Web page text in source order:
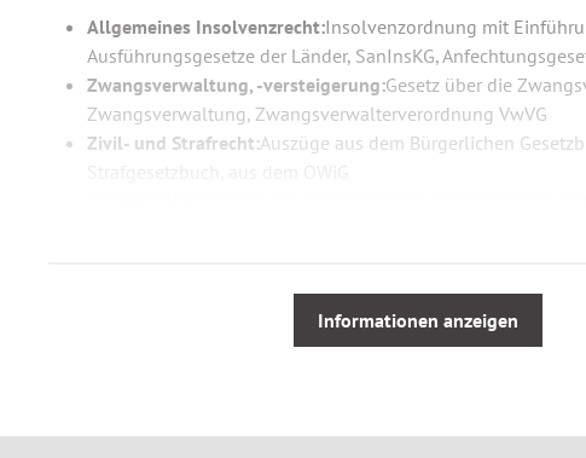
Allgemeines Insolvenzrecht:Insolvenzordnung mit
Ausführungsgesetze der Länder, SanInsKG,
Zwangsverwaltung, -versteigerung:Gesetz über die
Zwangsverwaltung, Zwangsverwalterverordnung VwVG
Zivil- und Strafrecht:Auszüge aus dem Bürgerlichen
Auszüge aus den Sozialgesetzbüchern I, III, IV
Auszüge aus der Zivilprozessordnung inklusive
Pfändungsfreigrenzen, Gerichtsverfassungsgesetz
Steuerrecht:Auszüge aus der Abgabenordnung und dem
Informationen anzeigen